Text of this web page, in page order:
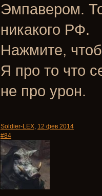
Эмпавером.
никакого РФ.
Нажмите,
Я про то что
не про урон.
Soldier-LEX, 12 фев 2014
#84